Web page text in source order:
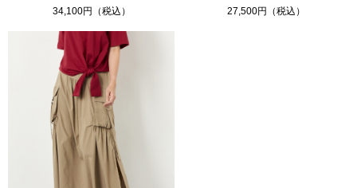
34,100円（税込）
27,500円（税込）